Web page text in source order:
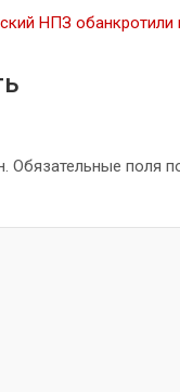
НПЗ
Обязательные поля